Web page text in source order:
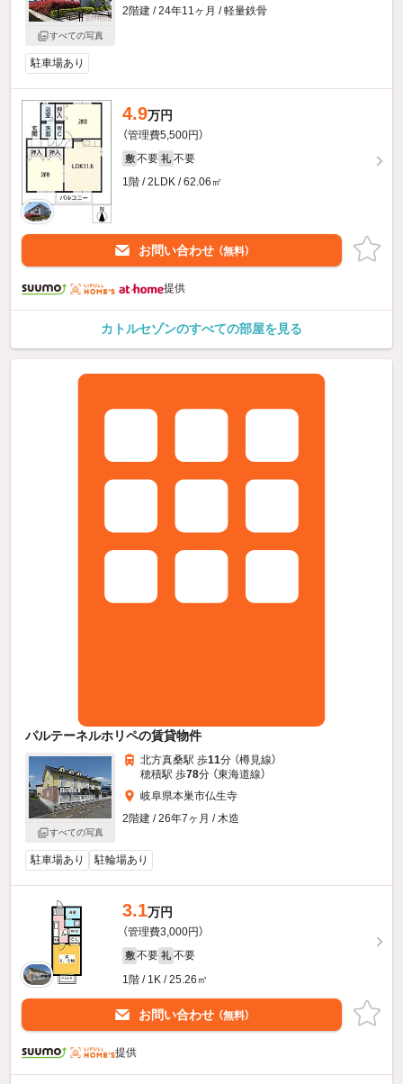
すべての写真
2階建 / 24年11ヶ月 / 軽量鉄骨
駐車場あり
4.9万円
（管理費5,500円）
敷 不要 礼 不要
1階 / 2LDK / 62.06㎡
お問い合わせ （無料）
提供
カトルセゾンのすべての部屋を見る
パルテーネルホリペの賃貸物件
すべての写真
北方真桑駅 歩11分 （樽見線）
穂積駅 歩78分 （東海道線）
岐阜県本巣市仏生寺
2階建 / 26年7ヶ月 / 木造
駐車場あり 駐輪場あり
3.1万円
（管理費3,000円）
敷 不要 礼 不要
1階 / 1K / 25.26㎡
お問い合わせ （無料）
提供